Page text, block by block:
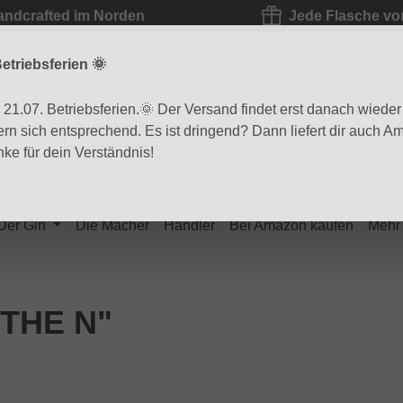
im Norden Jede Flasche
Gin Die Macher Händler Bei Amazon kaufen Mehr
N"
🌞
Betriebsferien.🌞 Der Versand findet erst danach
sich entsprechend. Es ist dringend? Dann liefert dir auch
für dein Verständnis!